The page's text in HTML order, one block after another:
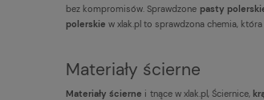
bez kompromisów. Sprawdzone pasty
polerskie w xlak.pl to sprawdzona chemia,
Materiały ścierne
Materiały ścierne i tnące w xlak.pl, Ściernice,